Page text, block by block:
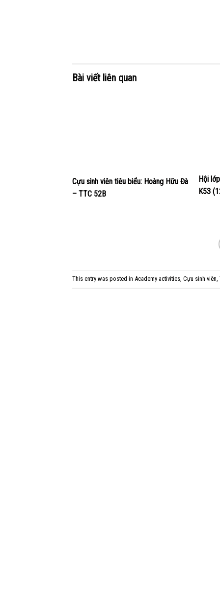
Bài viết liên quan
Cựu sinh viên tiêu biểu: Hoàng Hữu Đà
– TTC 52B
Hội
K53
This entry was posted in Academy activities, Cựu sinh viên,